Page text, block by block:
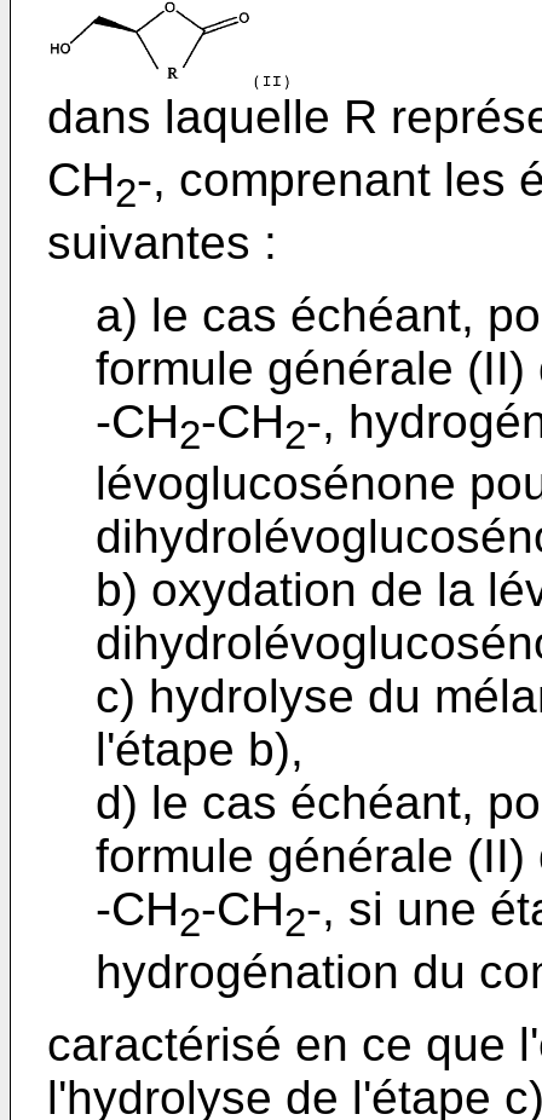
dans laquelle R
CH2-, comprenant les
suivantes :
a) le cas échéant,
formule générale
-CH2-CH2-,
lévoglucosénone
b) oxydation de la
c) hydrolyse du
l'étape b),
d) le cas échéant,
formule générale
-CH2-CH2-, si une
hydrogénation du
caractérisé en ce que
l'hydrolyse de l'étape